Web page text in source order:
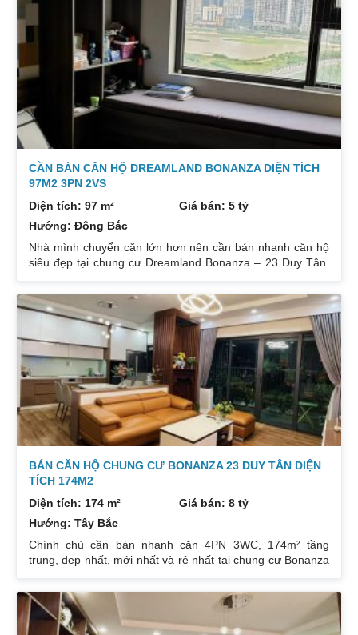
CẦN BÁN CĂN HỘ DREAMLAND BONANZA DIỆN TÍCH
97M2 3PN 2VS
Diện tích: 97 m²
Giá bán: 5 tỷ
Hướng: Đông Bắc
Nhà mình chuyển căn lớn hơn nên cần bán nhanh căn hộ
siêu đẹp tại chung cư Dreamland Bonanza – 23 Duy Tân.
hợp lý các phòng đều tràn ngập ánh sáng tự nhiên. Hướng
cửa Bắc. Ban công Tây. Tầng cao view bát ngát thoáng
mát. Nhà nguyên Bản CĐT. Giá bán: 5 tỷ có thương lượng
đẹp. Liên hệ : 0832133366
BÁN CĂN HỘ CHUNG CƯ BONANZA 23 DUY TÂN DIỆN
TÍCH 174M2
Diện tích: 174 m²
Giá bán: 8 tỷ
Hướng: Tây Bắc
Chính chủ cần bán nhanh căn 4PN 3WC, 174m² tầng
trung, đẹp nhất, mới nhất và rẻ nhất tại chung cư Bonanza
nên cần bán lại để đầu tư cái khác, cụ thể như sau:
Hướng: TB, ban công Đông Nam. Thiết kế: 4 ngủ 3WC DT:
174m². Nội thất đẹp thiết kế sang trọng trẻ trung. Phòng